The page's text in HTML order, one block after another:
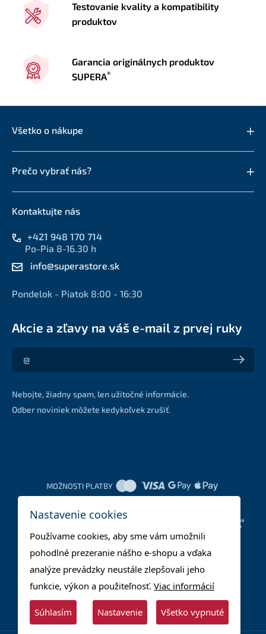
Testovanie kvality a kompatibility
produktov
Garancia originálnych produktov
SUPERA®
Všetko o nákupe
Prečo vybrať nás?
Kontaktujte nás
+421 948 170 714
Po-Pia 8-16.30 h
info@superastore.sk
Pondelok - Piatok 8:00 - 16:30
Akcie a zľavy na váš e-mail z prvej ruky
Akcie a zľavy na váš e-mail z prvej ruky
Nebojte, žiadny spam, len užitočné informácie.
Odber noviniek môžete kedykoľvek zrušiť.
MOŽNOSTI PLATBY
Nastavenie cookies
Používame cookies, aby sme vám umožnili
pohodlné prezeranie nášho e-shopu a vďaka
analýze prevádzky neustále zlepšovali jeho
funkcie, výkon a použiteľnosť. Viac informácií
Súhlasím Nastavenie Všetko vypnuté